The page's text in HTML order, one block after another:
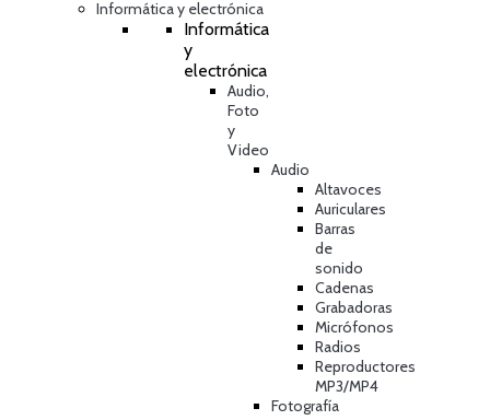
Informática y electrónica
Informática
y
electrónica
Audio,
Foto
y
Video
Audio
Altavoces
Auriculares
Barras
de
sonido
Cadenas
Grabadoras
Micrófonos
Radios
Reproductores
MP3/MP4
Fotografía